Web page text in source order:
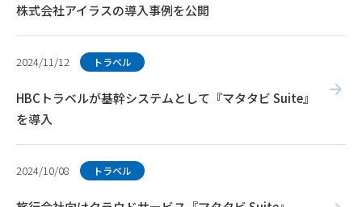
株式会社アイラスの導入事例を公開
2024/11/12 トラベル
HBCトラベルが基幹システムとして『マタタビ Suite』
を導入
2024/10/08 トラベル